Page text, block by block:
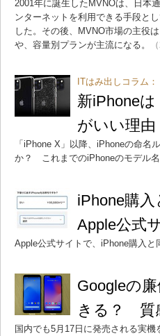
2001年に誕生したMVNOは、日本
ンターネットを利用できる手段と
した。その後、MVNO市場の主役
や、容量別プランが主流になる。
ITはみ出しコラム：
新iPhone
がいい理由
「iPhone X」以降、iPhoneの命名
か？ これまでのiPhoneのモデル
iPhone購
Apple公式
Apple公式サイトで、iPhone購入
Googleの
きる？ 質
国内でも5月17日に発売される実